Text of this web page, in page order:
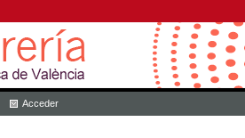
Acceder